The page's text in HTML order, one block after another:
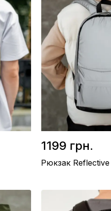
1199 грн.
Рюкзак Reflective
Розмір / 45х32см